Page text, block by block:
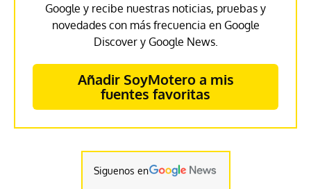
Google y recibe nuestras noticias, pruebas y
novedades con más frecuencia en Google
Discover y Google News.
Añadir SoyMotero a mis
fuentes favoritas
Siguenos en